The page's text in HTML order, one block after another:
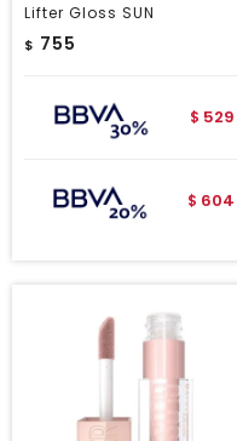
Lifter Gloss SUN
$ 755
$ 529
$ 604